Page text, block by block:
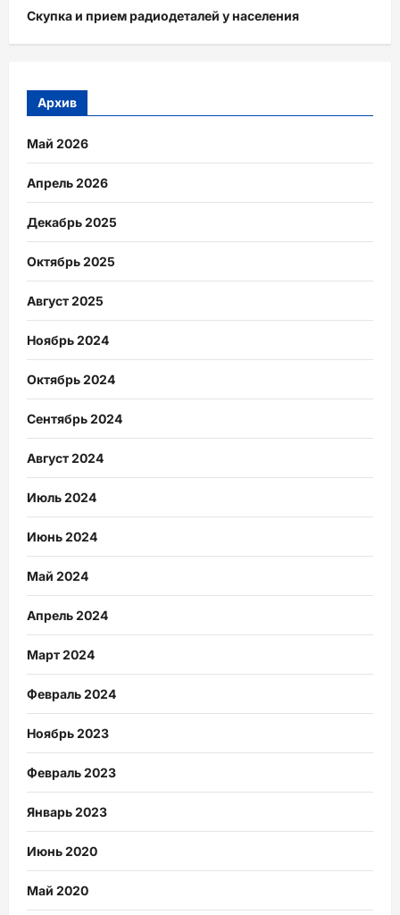
Скупка и прием радиодеталей у населения
Архив
Май 2026
Апрель 2026
Декабрь 2025
Октябрь 2025
Август 2025
Ноябрь 2024
Октябрь 2024
Сентябрь 2024
Август 2024
Июль 2024
Июнь 2024
Май 2024
Апрель 2024
Март 2024
Февраль 2024
Ноябрь 2023
Февраль 2023
Январь 2023
Июнь 2020
Май 2020